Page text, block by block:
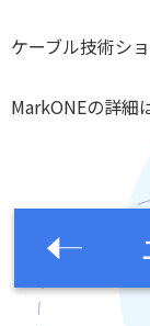
ケーブル技術シ
MarkONEの詳細